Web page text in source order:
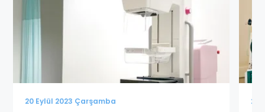
20 Eylül 2023 Çarşamba 22